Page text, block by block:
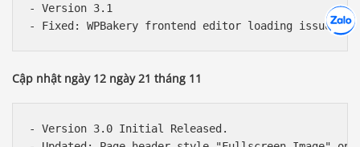
- Version 3.1
Cập nhật ngày 12 ngày 21 tháng 11
- Version 3.0 Initial Released.
Chát